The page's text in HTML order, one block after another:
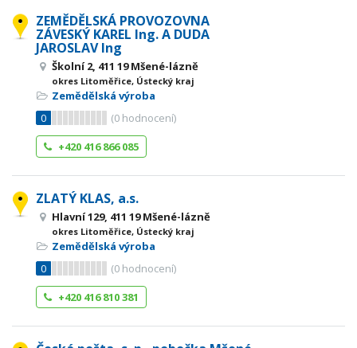
ZEMĚDĚLSKÁ PROVOZOVNA
ZÁVESKÝ KAREL Ing. A DUDA
JAROSLAV Ing
Školní 2, 411 19 Mšené-lázně
okres Litoměřice, Ústecký kraj
Zemědělská výroba
0
(0 hodnocení)
+420 416 866 085
ZLATÝ KLAS, a.s.
Hlavní 129, 411 19 Mšené-lázně
okres Litoměřice, Ústecký kraj
Zemědělská výroba
0
(0 hodnocení)
+420 416 810 381